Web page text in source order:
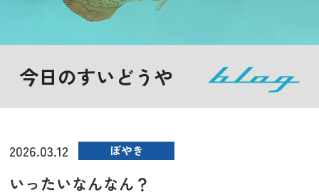
今日のすいどうや
2026.03.12 ぼやき
いったいなんなん？